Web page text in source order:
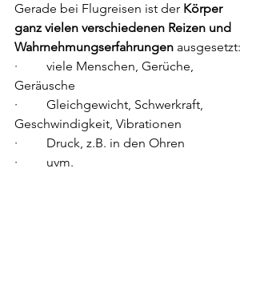
Gerade bei Flugreisen ist der Körper
ganz vielen verschiedenen Reizen und
Wahrnehmungserfahrungen ausgesetzt:
·         viele Menschen, Gerüche,
Geräusche
·         Gleichgewicht, Schwerkraft,
Geschwindigkeit, Vibrationen
·         Druck, z.B. in den Ohren
·         uvm.